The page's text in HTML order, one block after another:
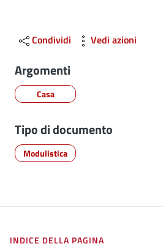
Condividi Vedi azioni
Argomenti
Casa
Tipo di documento
Modulistica
INDICE DELLA PAGINA